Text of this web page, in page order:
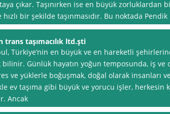
çıkar. Taşınırken ise en büyük zorluklardan
bir şekilde taşınmasıdır. Bu noktada Pendik
trans taşımacılık ltd.şti
Türkiye’nin en büyük ve en hareketli
bilinir. Günlük hayatın yoğun temposunda, iş ve
ve yüklerle boğuşmak, doğal olarak insanları
ev taşıma gibi büyük ve yorucu işler, herkesin
Ancak